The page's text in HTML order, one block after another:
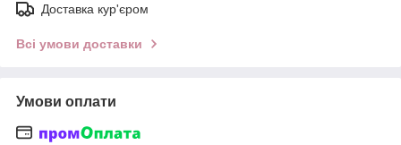
Доставка кур'єром
Всі умови доставки
Умови оплати